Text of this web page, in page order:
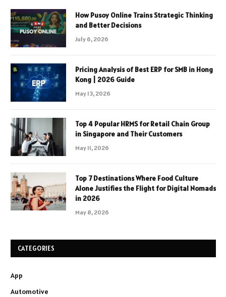
How Pusoy Online Trains Strategic Thinking
and Better Decisions
July 6, 2026
Pricing Analysis of Best ERP for SMB in Hong
Kong | 2026 Guide
May 13, 2026
Top 4 Popular HRMS for Retail Chain Group
in Singapore and Their Customers
May 11, 2026
Top 7 Destinations Where Food Culture
Alone Justifies the Flight for Digital Nomads
in 2026
May 8, 2026
CATEGORIES
App
Automotive